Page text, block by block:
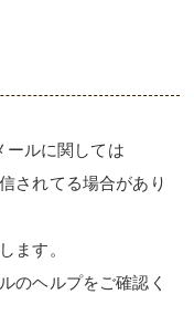
ールに関しては
されてる場合があり
ます。
のヘルプをご確認く